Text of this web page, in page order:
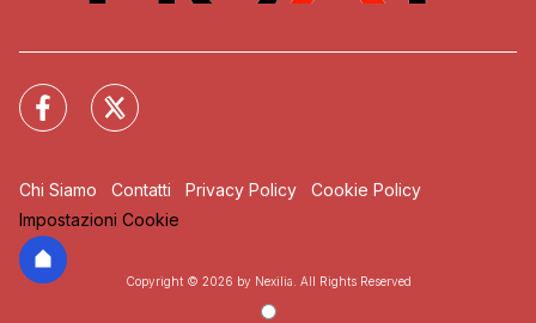
Chi Siamo Contatti Privacy Policy
Cookie Policy
Impostazioni Cookie
Copyright © 2026 by Nexilia. All Rights Reserved